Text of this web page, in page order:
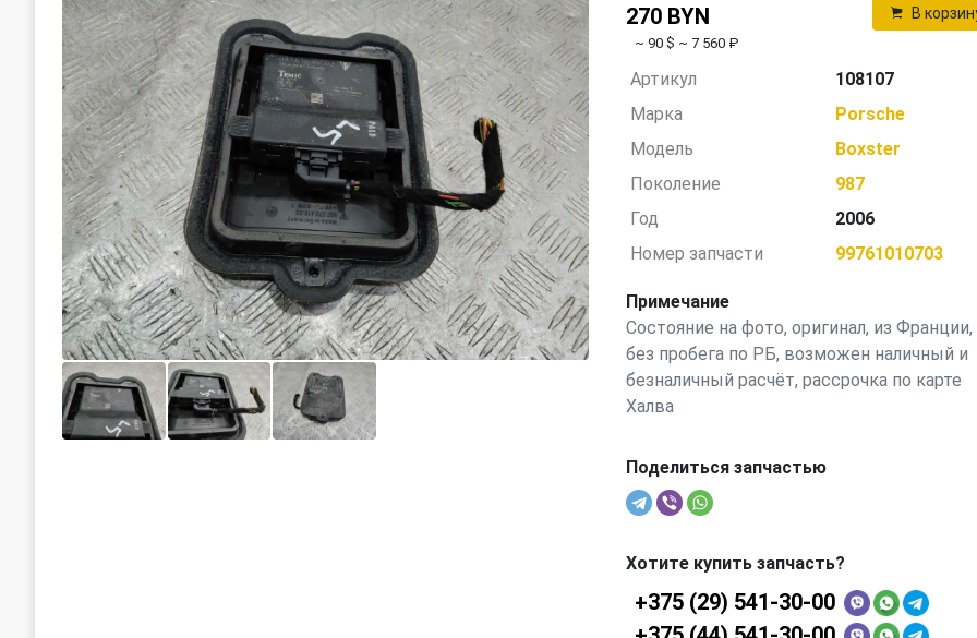
270 BYN
~ 90 $ ~ 7 560 ₽
В
Артикул
108107
Марка
Porsche
Модель
Boxster
Поколение
987
Год
2006
Номер запчасти
99761010703
Примечание
Состояние на фото, оригинал, из Франции,
без пробега по РБ, возможен наличный и
безналичный расчёт, рассрочка по карте
Халва
Поделиться запчастью
Хотите купить запчасть?
+375 (29) 541-30-00